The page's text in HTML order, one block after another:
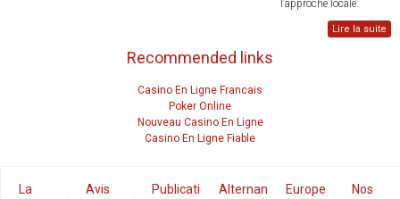
l’approche locale.
Lire la suite
Recommended links
Casino En Ligne Francais
Poker Online
Nouveau Casino En Ligne
Casino En Ligne Fiable
La
Avis PublicationsAlternance Europe
Nos